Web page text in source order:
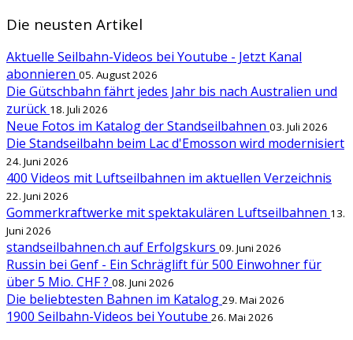
Die neusten Artikel
Aktuelle Seilbahn-Videos bei Youtube - Jetzt Kanal
abonnieren 05. August 2026
Die Gütschbahn fährt jedes Jahr bis nach Australien und
zurück 18. Juli 2026
Neue Fotos im Katalog der Standseilbahnen 03. Juli 2026
Die Standseilbahn beim Lac d'Emosson wird modernisiert
24. Juni 2026
400 Videos mit Luftseilbahnen im aktuellen Verzeichnis
22. Juni 2026
Gommerkraftwerke mit spektakulären Luftseilbahnen 13.
Juni 2026
standseilbahnen.ch auf Erfolgskurs 09. Juni 2026
Russin bei Genf - Ein Schräglift für 500 Einwohner für
über 5 Mio. CHF ? 08. Juni 2026
Die beliebtesten Bahnen im Katalog 29. Mai 2026
1900 Seilbahn-Videos bei Youtube 26. Mai 2026